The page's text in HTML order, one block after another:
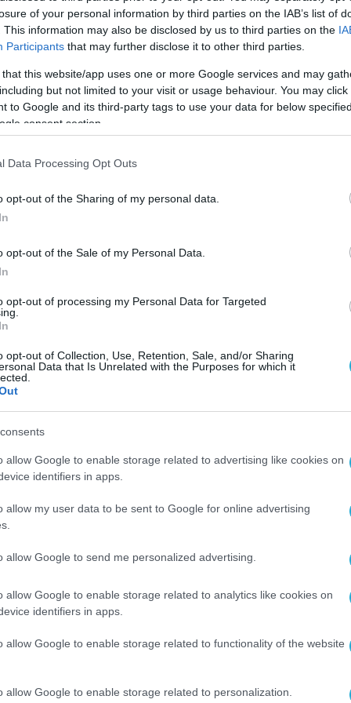
of your personal information by third parties on the IAB’s list of
This information may also be disclosed by us to third parties on the
Participants that may further disclose it to other third parties.
that this website/app uses one or more Google services and may
but not limited to your visit or usage behaviour. You may
to Google and its third-party tags to use your data for below
consent section.
Data Processing Opt Outs
opt-out of the Sharing of my personal data.
opt-out of the Sale of my Personal Data.
opt-out of processing my Personal Data for Targeted
opt-out of Collection, Use, Retention, Sale, and/or Sharing
Data that Is Unrelated with the Purposes for which it
allow Google to enable storage related to advertising like cookies on
identifiers in apps.
allow my user data to be sent to Google for online advertising
allow Google to send me personalized advertising.
allow Google to enable storage related to analytics like cookies on
identifiers in apps.
allow Google to enable storage related to functionality of the website
allow Google to enable storage related to personalization.
και Ταχυδρομείων πήρε η συμφωνία
υποδομών τους (σταθμοί βάσης) και
ότι η δημιουργία της νέας εταιρείας
αγοράς στην οποία λαμβάνει χώρα η
περιορισμό του ανταγωνισμού στις
τη γνωστοποίηση συγκέντρωσης των
2011), σύμφωνα με την οποία οι δυο
τους και τους εισφέρουν σε μια νέα
σχετικές υπηρεσίες, βάσει μίσθωσης.
ανταγωνισμού, αξιολόγησε τις επιπτώσεις
με ιδιαίτερη έμφαση στα ζητήματα
μίσθωσης υποδομών στη νέα οντότητα, στις
στη μη ύπαρξη νεοεισερχόμενου
στην τιμολογιακή πολιτική των
πλαίσιο της Ελληνικής αγοράς,
της εξεταζόμενης αγοράς στην
προκαλέσει σημαντικό περιορισμό του